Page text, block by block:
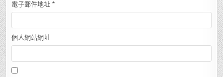
電子郵件地址 *
個人網站網址